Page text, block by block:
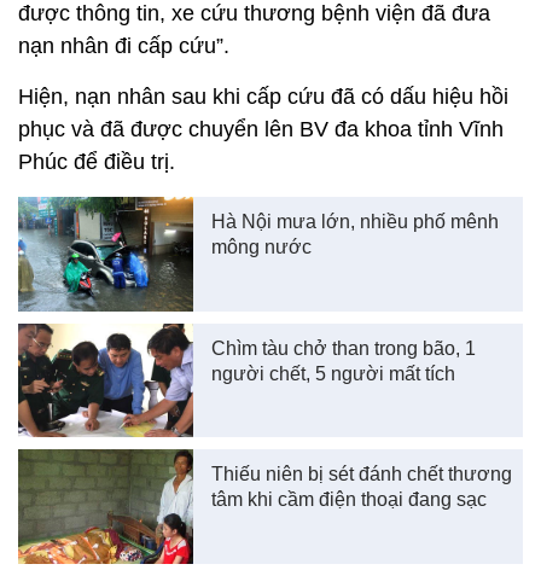
được thông tin, xe cứu thương bệnh viện đã đưa
nạn nhân đi cấp cứu”.
Hiện, nạn nhân sau khi cấp cứu đã có dấu hiệu hồi
phục và đã được chuyển lên BV đa khoa tỉnh Vĩnh
Phúc để điều trị.
Hà Nội mưa lớn, nhiều phố mênh
mông nước
Chìm tàu chở than trong bão, 1
người chết, 5 người mất tích
Thiếu niên bị sét đánh chết thương
tâm khi cầm điện thoại đang sạc